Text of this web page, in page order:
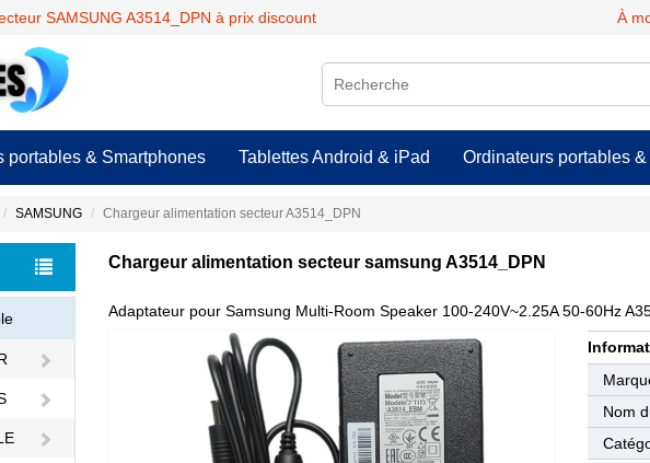
SAMSUNG A3514_DPN à prix discount À
portables & Smartphones Tablettes Android & iPad Ordinateurs portables
SAMSUNG Chargeur alimentation secteur A3514_DPN
Chargeur alimentation secteur samsung A3514_DPN
Adaptateur pour Samsung Multi-Room Speaker 100-240V~2.25A 50-60Hz
Nom